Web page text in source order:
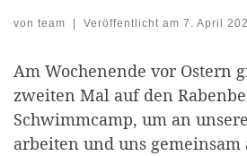
von team Veröffentlicht am 7. April
Am Wochenende vor Ostern
zweiten Mal auf den
Schwimmcamp, um an
arbeiten und uns gemeinsam